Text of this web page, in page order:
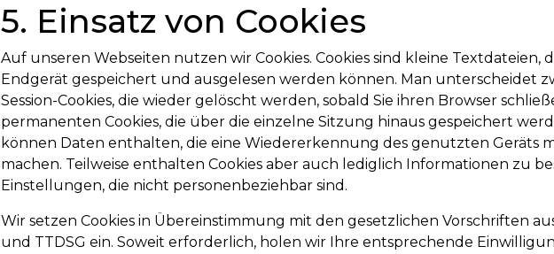
5. Einsatz von Cookies
Auf unseren Webseiten nutzen wir Cookies. Cookies sind kleine Textdateien,
Endgerät gespeichert und ausgelesen werden können. Man unterscheidet
Session-Cookies, die wieder gelöscht werden, sobald Sie ihren Browser
permanenten Cookies, die über die einzelne Sitzung hinaus gespeichert
können Daten enthalten, die eine Wiedererkennung des genutzten Geräts
machen. Teilweise enthalten Cookies aber auch lediglich Informationen zu
Einstellungen, die nicht personenbeziehbar sind.
Wir setzen Cookies in Übereinstimmung mit den gesetzlichen Vorschriften
und TTDSG ein. Soweit erforderlich, holen wir Ihre entsprechende